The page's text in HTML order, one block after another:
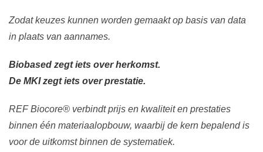
Zodat keuzes kunnen worden gemaakt op basis van data
in plaats van aannames.
Biobased zegt iets over herkomst.
De MKI zegt iets over prestatie.
REF Biocore® verbindt prijs en kwaliteit en prestaties
binnen één materiaalopbouw, waarbij de kern bepalend is
voor de uitkomst binnen de systematiek.